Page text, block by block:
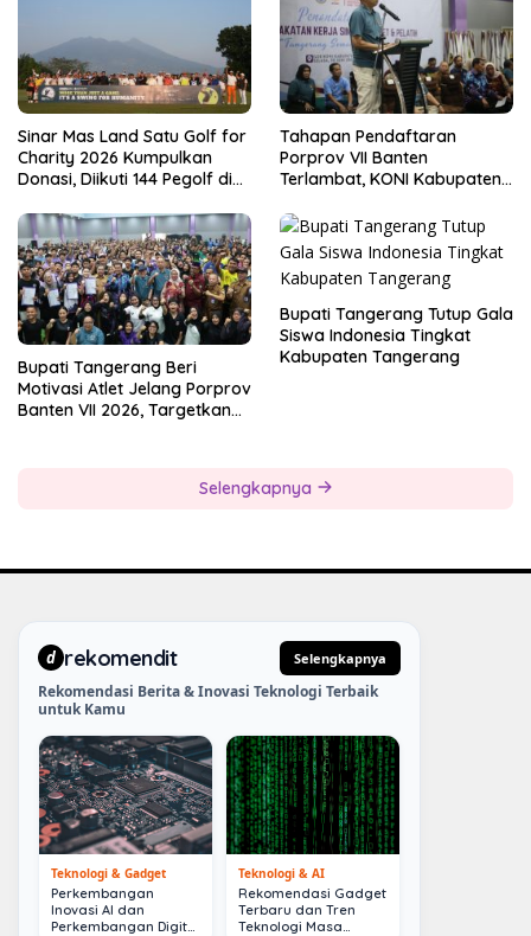
Sinar Mas Land Satu Golf for
Charity 2026 Kumpulkan
Donasi, Diikuti 144 Pegolf di
Tahapan Pendaftaran
Porprov VII Banten
Terlambat, KONI Kabupaten
Kesiapan Panitia
Bupati Tangerang Beri
Motivasi Atlet Jelang Porprov
Banten VII 2026, Targetkan
Bupati Tangerang Tutup Gala
Siswa Indonesia Tingkat
Kabupaten Tangerang
Selengkapnya
d rekomendit Selengkapnya
Rekomendasi Berita & Inovasi Teknologi Terbaik
untuk Kamu
Teknologi & Gadget
Perkembangan
Inovasi AI dan
Perkembangan Digital
Teknologi & AI
Rekomendasi Gadget
Terbaru dan Tren
Teknologi Masa